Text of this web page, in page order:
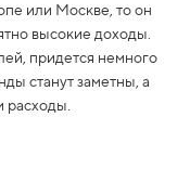
или Москве, то он
высокие доходы.
придется немного
станут заметны, а
расходы.